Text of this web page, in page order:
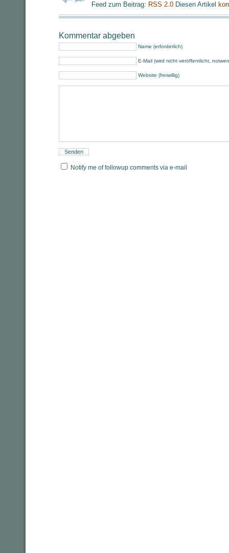
Feed zum Beitrag: RSS 2.0 Diesen Artikel
Kommentar abgeben
Name (erforderlich)
E-Mail (wird nicht veröffentlicht,
Website (freiwillig)
Notify me of followup comments via e-mail